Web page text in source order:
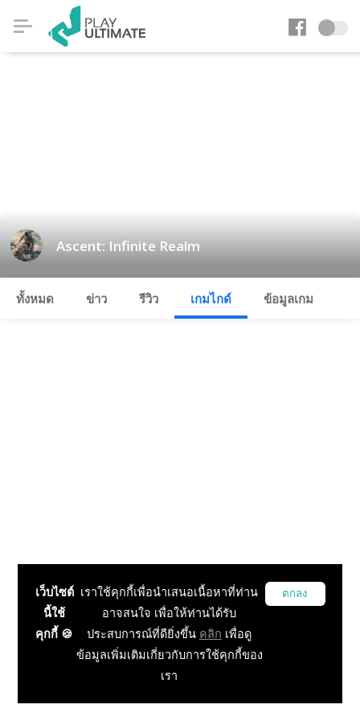
Ascent: Infinite Realm
ทั้งหมด ข่าว รีวิว เกมไกด์ ข้อมูลเกม
เว็บไซต์
นี้ใช้
คุกกี้ 🍪
เราใช้คุกกี้เพื่อนำเสนอเนื้อหาที่ท่าน
อาจสนใจ เพื่อให้ท่านได้รับ
ประสบการณ์ที่ดียิ่งขึ้น คลิก เพื่อดู
ข้อมูลเพิ่มเติมเกี่ยวกับการใช้คุกกี้ของ
เรา
ตกลง